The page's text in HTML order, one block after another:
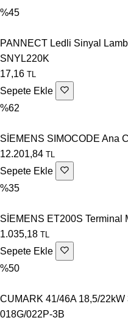
%45
PANNECT Ledli Sinyal
SNYL220K
17,16 TL
Sepete Ekle
%62
SİEMENS SIMOCODE Ana
12.201,84 TL
Sepete Ekle
%35
SİEMENS ET200S Terminal
1.035,18 TL
Sepete Ekle
%50
CUMARK 41/46A 18,5/
018G/022P-3B